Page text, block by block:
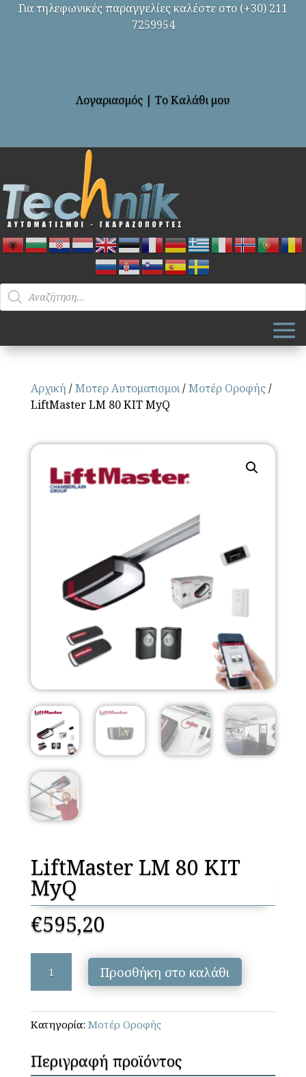
Για τηλεφωνικές παραγγελίες καλέστε στο (+30) 211
7259954
Λογαριασμός | Το Καλάθι μου
Products
search
Αρχική /Μοτερ Αυτοματισμοι/Μοτέρ Οροφής/
LiftMaster LM 80 ΚΙΤ MyQ
LiftMaster LM 80 ΚΙΤ
MyQ
€595,20
80
ΚΙΤ
MyQ
Προσθήκη στο καλάθι
Κατηγορία: Μοτέρ Οροφής
Περιγραφή προϊόντος